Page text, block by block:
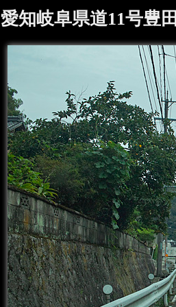
愛知岐阜県道11号豊